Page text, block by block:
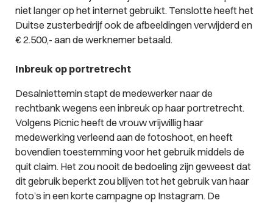
niet langer op het internet gebruikt. Tenslotte heeft het
Duitse zusterbedrijf ook de afbeeldingen verwijderd en
€ 2.500,- aan de werknemer betaald.
Inbreuk op portretrecht
Desalniettemin stapt de medewerker naar de
rechtbank wegens een inbreuk op haar portretrecht.
Volgens Picnic heeft de vrouw vrijwillig haar
medewerking verleend aan de fotoshoot, en heeft
bovendien toestemming voor het gebruik middels de
quit claim. Het zou nooit de bedoeling zijn geweest dat
dit gebruik beperkt zou blijven tot het gebruik van haar
foto’s in een korte campagne op Instagram. De